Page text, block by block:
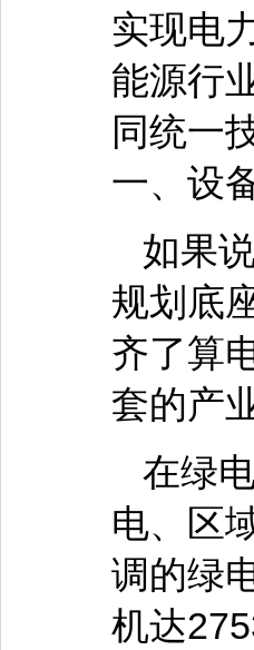
实现电
能源行
同统一
一、设
如果
规划底
齐了算
套的产
在绿
电、区
调的绿
机达